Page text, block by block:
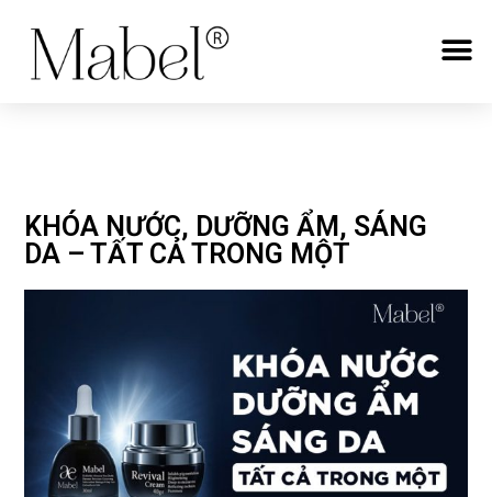
KHÓA NƯỚC, DƯỠNG ẨM, SÁNG
DA – TẤT CẢ TRONG MỘT